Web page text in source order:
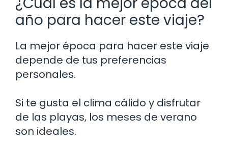
año para hacer este viaje?
La mejor época para hacer este viaje
depende de tus preferencias
personales.
Si te gusta el clima cálido y disfrutar
de las playas, los meses de verano
son ideales.